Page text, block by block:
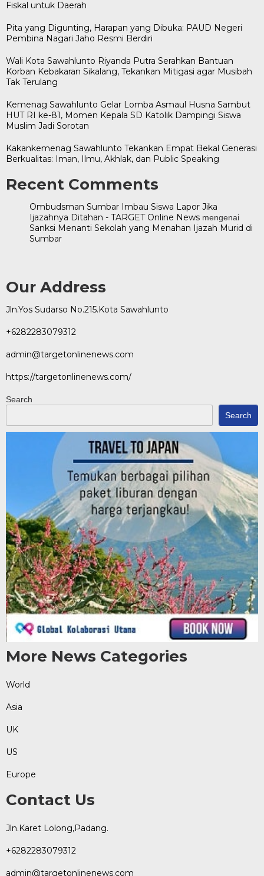
Fiskal untuk Daerah
Pita yang Digunting, Harapan yang Dibuka: PAUD Negeri
Pembina Nagari Jaho Resmi Berdiri
Wali Kota Sawahlunto Riyanda Putra Serahkan Bantuan
Korban Kebakaran Sikalang, Tekankan Mitigasi agar Musibah
Tak Terulang
Kemenag Sawahlunto Gelar Lomba Asmaul Husna Sambut
HUT RI ke-81, Momen Kepala SD Katolik Dampingi Siswa
Muslim Jadi Sorotan
Kakankemenag Sawahlunto Tekankan Empat Bekal Generasi
Berkualitas: Iman, Ilmu, Akhlak, dan Public Speaking
Recent Comments
Ombudsman Sumbar Imbau Siswa Lapor Jika
Ijazahnya Ditahan - TARGET Online News mengenai
Sanksi Menanti Sekolah yang Menahan Ijazah Murid di
Sumbar
Our Address
Jln.Yos Sudarso No.215.Kota Sawahlunto
+6282283079312
admin@targetonlinenews.com
https://targetonlinenews.com/
Search
Search
More News Categories
World
Asia
UK
US
Europe
Contact Us
Jln.Karet Lolong,Padang.
+6282283079312
admin@targetonlinenews.com